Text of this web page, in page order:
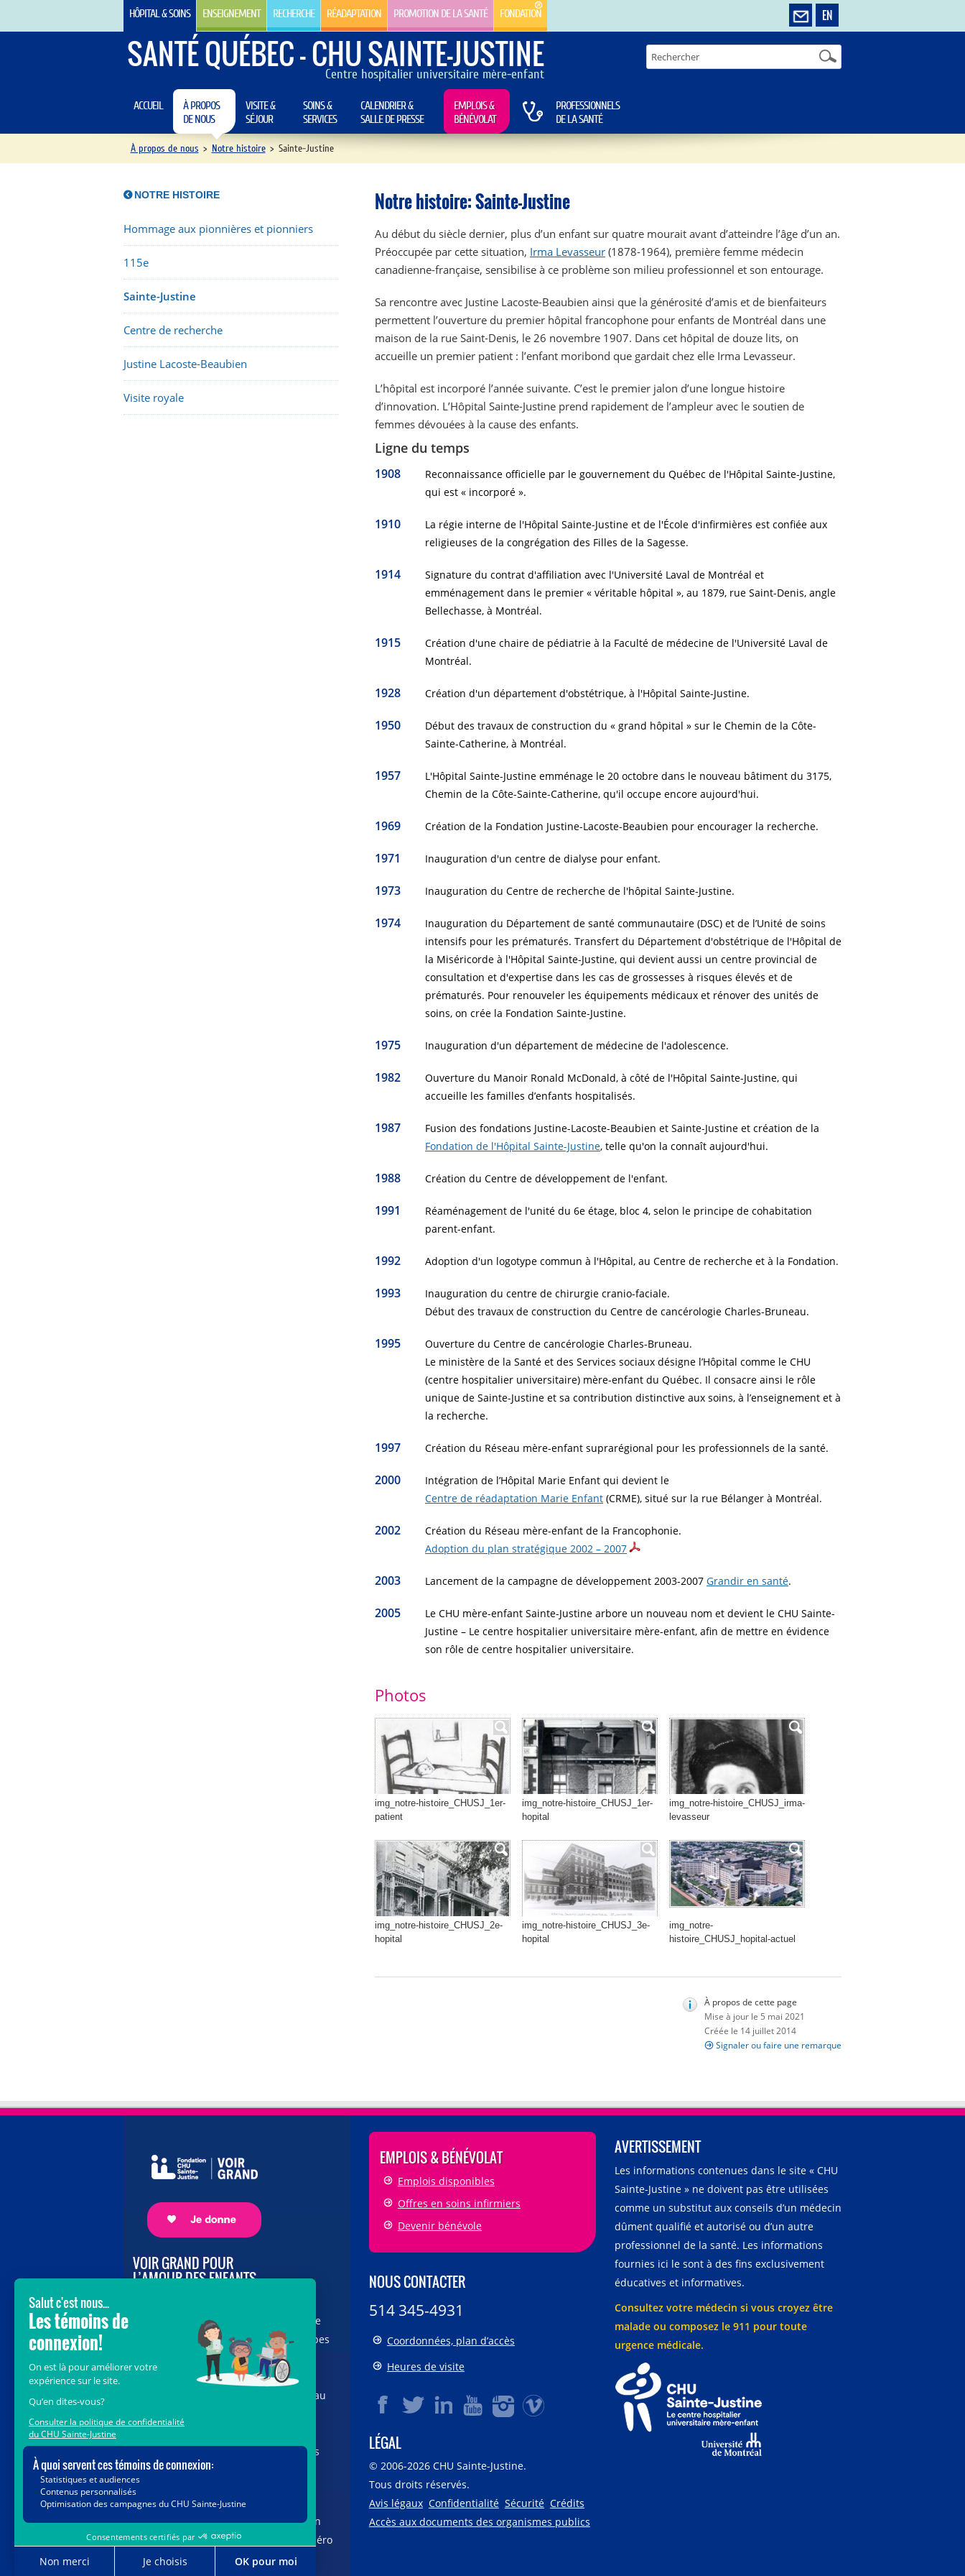
EN
HÔPITAL & SOINS ENSEIGNEMENT RECHERCHE RÉADAPTATION PROMOTION DE LA SANTÉ FONDATION
SANTÉ QUÉBEC - CHU SAINTE-JUSTINE
Centre hospitalier universitaire mère-enfant
ACCUEIL
À PROPOS
DE NOUS
VISITE &
SÉJOUR
SOINS &
SERVICES
CALENDRIER &
SALLE DE PRESSE
EMPLOIS &
BÉNÉVOLAT
PROFESSIONNELS
DE LA SANTÉ
À propos de nous > Notre histoire > Sainte-Justine
NOTRE HISTOIRE
Hommage aux pionnières et pionniers
115e
Sainte-Justine
Centre de recherche
Justine Lacoste-Beaubien
Visite royale
Notre histoire: Sainte-Justine
Au début du siècle dernier, plus d’un enfant sur quatre mourait avant d’atteindre l’âge d’un an.
Préoccupée par cette situation, Irma Levasseur (1878-1964), première femme médecin
canadienne-française, sensibilise à ce problème son milieu professionnel et son entourage.
Sa rencontre avec Justine Lacoste-Beaubien ainsi que la générosité d’amis et de bienfaiteurs
permettent l’ouverture du premier hôpital francophone pour enfants de Montréal dans une
maison de la rue Saint-Denis, le 26 novembre 1907. Dans cet hôpital de douze lits, on
accueille un premier patient : l’enfant moribond que gardait chez elle Irma Levasseur.
L’hôpital est incorporé l’année suivante. C’est le premier jalon d’une longue histoire
d’innovation. L’Hôpital Sainte-Justine prend rapidement de l’ampleur avec le soutien de
femmes dévouées à la cause des enfants.
Ligne du temps
1908
Reconnaissance officielle par le gouvernement du Québec de l'Hôpital Sainte-Justine,
qui est « incorporé ».
1910
La régie interne de l'Hôpital Sainte-Justine et de l'École d'infirmières est confiée aux
religieuses de la congrégation des Filles de la Sagesse.
1914
Signature du contrat d'affiliation avec l'Université Laval de Montréal et
emménagement dans le premier « véritable hôpital », au 1879, rue Saint-Denis, angle
Bellechasse, à Montréal.
1915
Création d'une chaire de pédiatrie à la Faculté de médecine de l'Université Laval de
Montréal.
1928 Création d'un département d'obstétrique, à l'Hôpital Sainte-Justine.
1950
Début des travaux de construction du « grand hôpital » sur le Chemin de la Côte-
Sainte-Catherine, à Montréal.
1957
L'Hôpital Sainte-Justine emménage le 20 octobre dans le nouveau bâtiment du 3175,
Chemin de la Côte-Sainte-Catherine, qu'il occupe encore aujourd'hui.
1969 Création de la Fondation Justine-Lacoste-Beaubien pour encourager la recherche.
1971 Inauguration d'un centre de dialyse pour enfant.
1973 Inauguration du Centre de recherche de l'hôpital Sainte-Justine.
1974
Inauguration du Département de santé communautaire (DSC) et de l’Unité de soins
intensifs pour les prématurés. Transfert du Département d'obstétrique de l'Hôpital de
la Miséricorde à l'Hôpital Sainte-Justine, qui devient aussi un centre provincial de
consultation et d'expertise dans les cas de grossesses à risques élevés et de
prématurés. Pour renouveler les équipements médicaux et rénover des unités de
soins, on crée la Fondation Sainte-Justine.
1975 Inauguration d'un département de médecine de l'adolescence.
1982
Ouverture du Manoir Ronald McDonald, à côté de l'Hôpital Sainte-Justine, qui
accueille les familles d’enfants hospitalisés.
1987
Fusion des fondations Justine-Lacoste-Beaubien et Sainte-Justine et création de la
Fondation de l'Hôpital Sainte-Justine, telle qu'on la connaît aujourd'hui.
1988 Création du Centre de développement de l'enfant.
1991
Réaménagement de l'unité du 6e étage, bloc 4, selon le principe de cohabitation
parent-enfant.
1992 Adoption d'un logotype commun à l'Hôpital, au Centre de recherche et à la Fondation.
1993
Inauguration du centre de chirurgie cranio-faciale.
Début des travaux de construction du Centre de cancérologie Charles-Bruneau.
1995
Ouverture du Centre de cancérologie Charles-Bruneau.
Le ministère de la Santé et des Services sociaux désigne l’Hôpital comme le CHU
(centre hospitalier universitaire) mère-enfant du Québec. Il consacre ainsi le rôle
unique de Sainte-Justine et sa contribution distinctive aux soins, à l’enseignement et à
la recherche.
1997 Création du Réseau mère-enfant suprarégional pour les professionnels de la santé.
2000
Intégration de l’Hôpital Marie Enfant qui devient le
Centre de réadaptation Marie Enfant (CRME), situé sur la rue Bélanger à Montréal.
2002
Création du Réseau mère-enfant de la Francophonie.
Adoption du plan stratégique 2002 – 2007
2003 Lancement de la campagne de développement 2003-2007 Grandir en santé.
2005
Le CHU mère-enfant Sainte-Justine arbore un nouveau nom et devient le CHU Sainte-
Justine – Le centre hospitalier universitaire mère-enfant, afin de mettre en évidence
son rôle de centre hospitalier universitaire.
Photos
img_notre-histoire_CHUSJ_1er-
patient
img_notre-histoire_CHUSJ_1er-
hopital
img_notre-histoire_CHUSJ_irma-
levasseur
img_notre-histoire_CHUSJ_2e-
hopital
img_notre-histoire_CHUSJ_3e-
hopital
img_notre-
histoire_CHUSJ_hopital-actuel
À propos de cette page
Mise à jour le 5 mai 2021
Créée le 14 juillet 2014
Signaler ou faire une remarque
VOIR GRAND POUR
L’AMOUR DES ENFANTS
vous au cœur de la campagne majeure
Voir Grand, nous conduisons les équipes
soignantes vers les opportunités de la
science et des nouvelles technologies
pour que chaque enfant, où qu’il soit au
Justine. Ensemble, unissons nos forces
pour leur avenir.
Merci de voir grand avec nous.
Vous pouvez également faire votre don
par la poste ou par téléphone au numéro
sans frais1-888-235-DONS (3667)
EMPLOIS & BÉNÉVOLAT
Emplois disponibles
Offres en soins infirmiers
Devenir bénévole
NOUS CONTACTER
514 345-4931
Coordonnées, plan d’accès
Heures de visite
LÉGAL
© 2006-2026CHU Sainte-Justine.
Tous droits réservés.
Avis légaux Confidentialité Sécurité Crédits
Accès aux documents des organismes publics
AVERTISSEMENT
Les informations contenues dans le site « CHU
Sainte-Justine » ne doivent pas être utilisées
comme un substitut aux conseils d’un médecin
dûment qualifié et autorisé ou d’un autre
professionnel de la santé. Les informations
fournies ici le sont à des fins exclusivement
éducatives et informatives.
Consultez votre médecin si vous croyez être
malade ou composez le 911 pour toute
urgence médicale.